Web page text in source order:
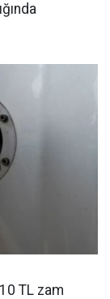
TL zam